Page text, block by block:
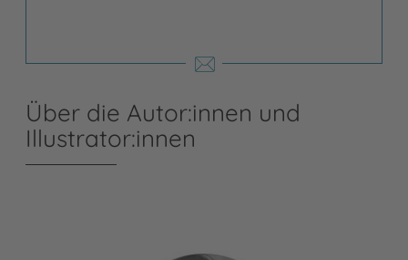
Über die Autor:innen und
Illustrator:innen